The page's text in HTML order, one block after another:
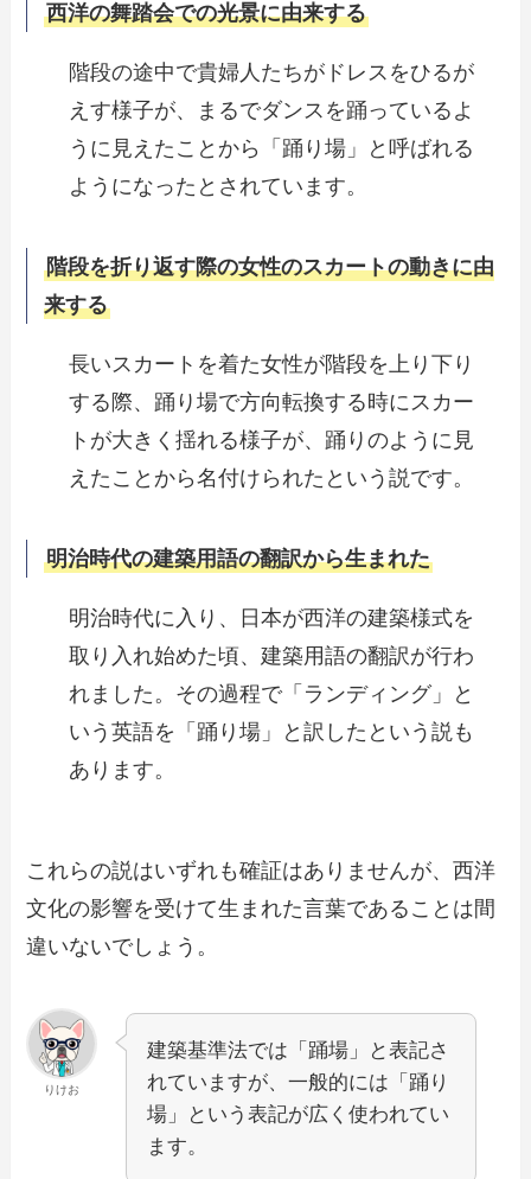
西洋の舞踏会での光景に由来する
階段の途中で貴婦人たちがドレスをひるが
えす様子が、まるでダンスを踊っているよ
うに見えたことから「踊り場」と呼ばれる
ようになったとされています。
階段を折り返す際の女性のスカートの動きに由
来する
長いスカートを着た女性が階段を上り下り
する際、踊り場で方向転換する時にスカー
トが大きく揺れる様子が、踊りのように見
えたことから名付けられたという説です。
明治時代の建築用語の翻訳から生まれた
明治時代に入り、日本が西洋の建築様式を
取り入れ始めた頃、建築用語の翻訳が行わ
れました。その過程で「ランディング」と
いう英語を「踊り場」と訳したという説も
あります。
これらの説はいずれも確証はありませんが、西洋
文化の影響を受けて生まれた言葉であることは間
違いないでしょう。
りけお
建築基準法では「踊場」と表記さ
れていますが、一般的には「踊り
場」という表記が広く使われてい
ます。